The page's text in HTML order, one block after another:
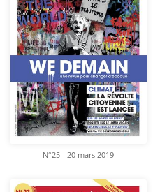
N°25 - 20 mars 2019